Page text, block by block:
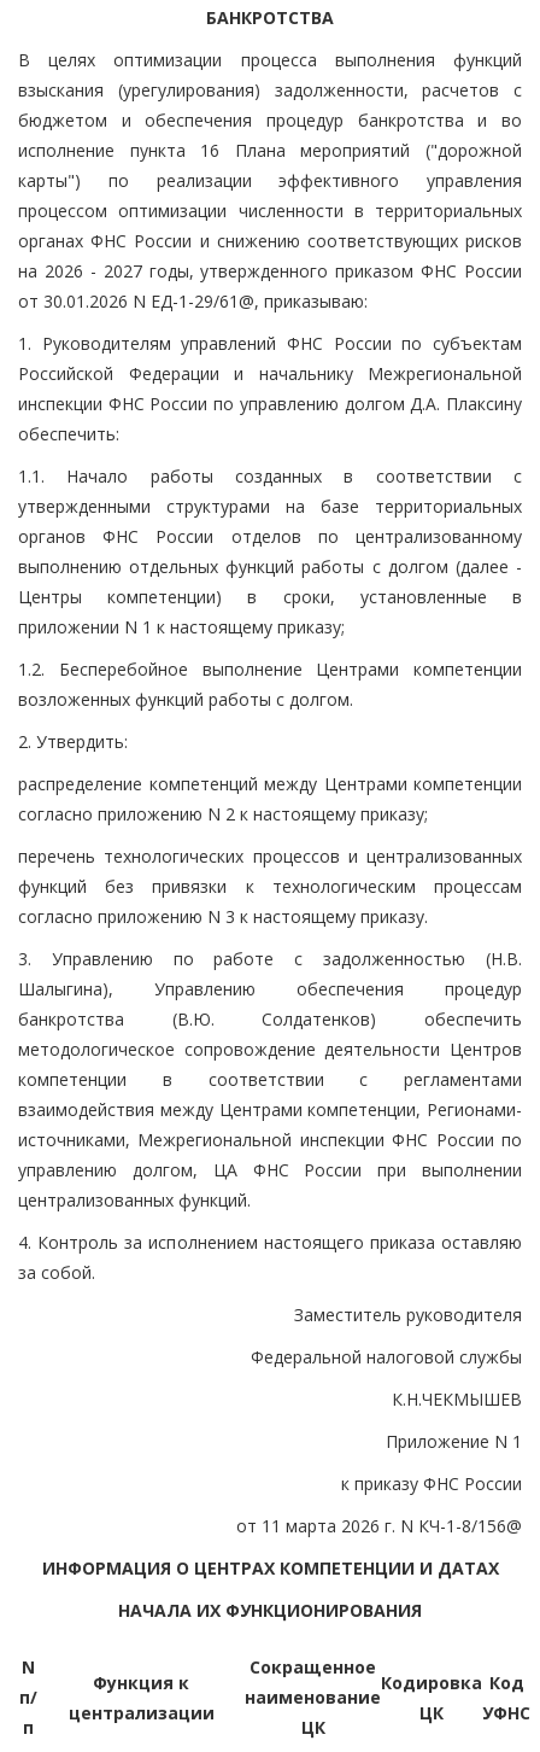
БАНКРОТСТВА
В целях оптимизации процесса выполнения функций
взыскания (урегулирования) задолженности, расчетов с
бюджетом и обеспечения процедур банкротства и во
исполнение пункта 16 Плана мероприятий ("дорожной
карты") по реализации эффективного управления
процессом оптимизации численности в территориальных
органах ФНС России и снижению соответствующих рисков
на 2026 - 2027 годы, утвержденного приказом ФНС России
от 30.01.2026 N ЕД-1-29/61@, приказываю:
1. Руководителям управлений ФНС России по субъектам
Российской Федерации и начальнику Межрегиональной
инспекции ФНС России по управлению долгом Д.А. Плаксину
обеспечить:
1.1. Начало работы созданных в соответствии с
утвержденными структурами на базе территориальных
органов ФНС России отделов по централизованному
выполнению отдельных функций работы с долгом (далее -
Центры компетенции) в сроки, установленные в
приложении N 1 к настоящему приказу;
1.2. Бесперебойное выполнение Центрами компетенции
возложенных функций работы с долгом.
2. Утвердить:
распределение компетенций между Центрами компетенции
согласно приложению N 2 к настоящему приказу;
перечень технологических процессов и централизованных
функций без привязки к технологическим процессам
согласно приложению N 3 к настоящему приказу.
3. Управлению по работе с задолженностью (Н.В.
Шалыгина), Управлению обеспечения процедур
банкротства (В.Ю. Солдатенков) обеспечить
методологическое сопровождение деятельности Центров
компетенции в соответствии с регламентами
взаимодействия между Центрами компетенции, Регионами-
источниками, Межрегиональной инспекции ФНС России по
управлению долгом, ЦА ФНС России при выполнении
централизованных функций.
4. Контроль за исполнением настоящего приказа оставляю
за собой.
Заместитель руководителя
Федеральной налоговой службы
К.Н.ЧЕКМЫШЕВ
Приложение N 1
к приказу ФНС России
от 11 марта 2026 г. N КЧ-1-8/156@
ИНФОРМАЦИЯ О ЦЕНТРАХ КОМПЕТЕНЦИИ И ДАТАХ
НАЧАЛА ИХ ФУНКЦИОНИРОВАНИЯ
N
п/
п
Функция к
централизации
Сокращенное
наименование
ЦК
Кодировка
ЦК
Код
УФНС